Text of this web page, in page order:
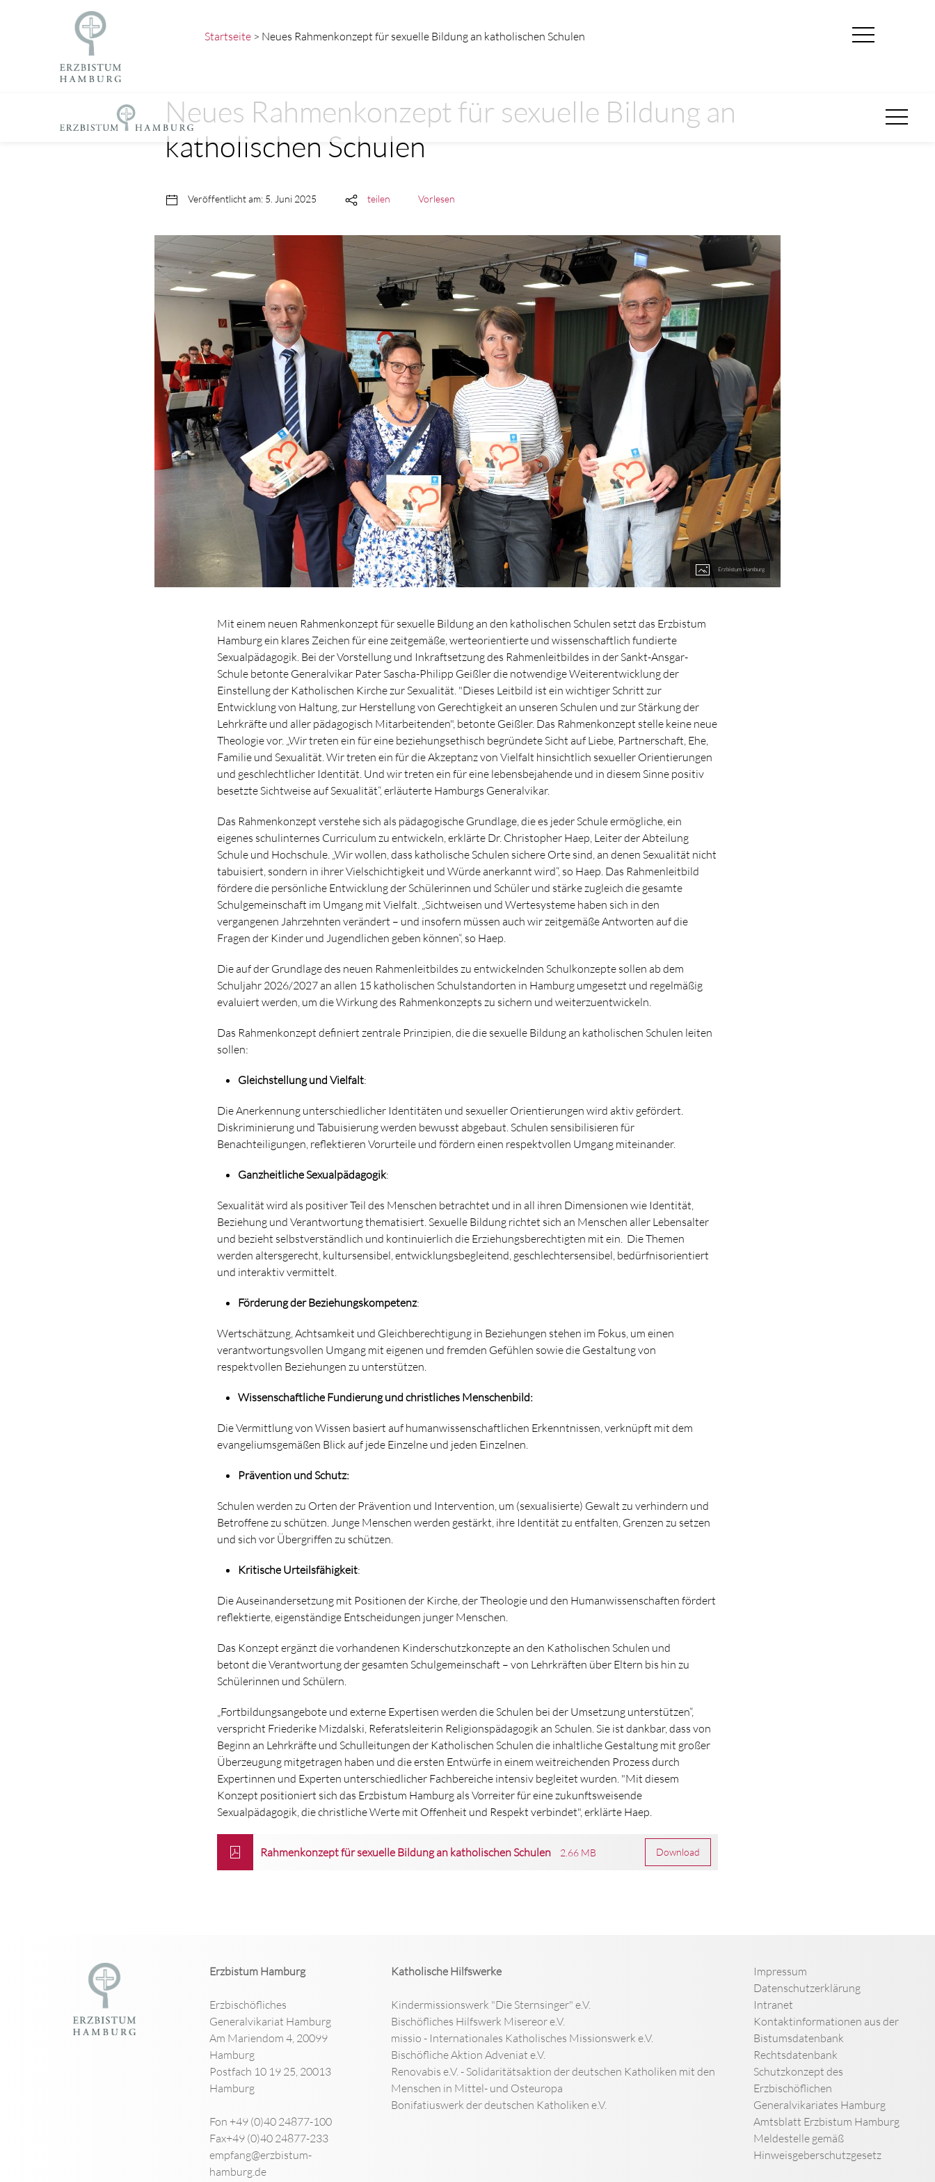
Startseite > Neues Rahmenkonzept für sexuelle Bildung an katholischen Schulen
Neues Rahmenkonzept für sexuelle Bildung an
katholischen Schulen
Veröffentlicht am: 5. Juni 2025 teilen Vorlesen
Erzbistum Hamburg
Mit einem neuen Rahmenkonzept für sexuelle Bildung an den katholischen Schulen setzt das Erzbistum
Hamburg ein klares Zeichen für eine zeitgemäße, werteorientierte und wissenschaftlich fundierte
Sexualpädagogik. Bei der Vorstellung und Inkraftsetzung des Rahmenleitbildes in der Sankt-Ansgar-
Schule betonte Generalvikar Pater Sascha-Philipp Geißler die notwendige Weiterentwicklung der
Einstellung der Katholischen Kirche zur Sexualität. "Dieses Leitbild ist ein wichtiger Schritt zur
Entwicklung von Haltung, zur Herstellung von Gerechtigkeit an unseren Schulen und zur Stärkung der
Lehrkräfte und aller pädagogisch Mitarbeitenden", betonte Geißler. Das Rahmenkonzept stelle keine neue
Theologie vor. „Wir treten ein für eine beziehungsethisch begründete Sicht auf Liebe, Partnerschaft, Ehe,
Familie und Sexualität. Wir treten ein für die Akzeptanz von Vielfalt hinsichtlich sexueller Orientierungen
und geschlechtlicher Identität. Und wir treten ein für eine lebensbejahende und in diesem Sinne positiv
besetzte Sichtweise auf Sexualität“, erläuterte Hamburgs Generalvikar.
Das Rahmenkonzept verstehe sich als pädagogische Grundlage, die es jeder Schule ermögliche, ein
eigenes schulinternes Curriculum zu entwickeln, erklärte Dr. Christopher Haep, Leiter der Abteilung
Schule und Hochschule. „Wir wollen, dass katholische Schulen sichere Orte sind, an denen Sexualität nicht
tabuisiert, sondern in ihrer Vielschichtigkeit und Würde anerkannt wird“, so Haep. Das Rahmenleitbild
fördere die persönliche Entwicklung der Schülerinnen und Schüler und stärke zugleich die gesamte
Schulgemeinschaft im Umgang mit Vielfalt. „Sichtweisen und Wertesysteme haben sich in den
vergangenen Jahrzehnten verändert – und insofern müssen auch wir zeitgemäße Antworten auf die
Fragen der Kinder und Jugendlichen geben können“, so Haep.
Die auf der Grundlage des neuen Rahmenleitbildes zu entwickelnden Schulkonzepte sollen ab dem
Schuljahr 2026/2027 an allen 15 katholischen Schulstandorten in Hamburg umgesetzt und regelmäßig
evaluiert werden, um die Wirkung des Rahmenkonzepts zu sichern und weiterzuentwickeln.
Das Rahmenkonzept definiert zentrale Prinzipien, die die sexuelle Bildung an katholischen Schulen leiten
sollen:
Gleichstellung und Vielfalt:
Die Anerkennung unterschiedlicher Identitäten und sexueller Orientierungen wird aktiv gefördert.
Diskriminierung und Tabuisierung werden bewusst abgebaut. Schulen sensibilisieren für
Benachteiligungen, reflektieren Vorurteile und fördern einen respektvollen Umgang miteinander.
Ganzheitliche Sexualpädagogik:
Sexualität wird als positiver Teil des Menschen betrachtet und in all ihren Dimensionen wie Identität,
Beziehung und Verantwortung thematisiert. Sexuelle Bildung richtet sich an Menschen aller Lebensalter
und bezieht selbstverständlich und kontinuierlich die Erziehungsberechtigten mit ein. Die Themen
werden altersgerecht, kultursensibel, entwicklungsbegleitend, geschlechtersensibel, bedürfnisorientiert
und interaktiv vermittelt.
Förderung der Beziehungskompetenz:
Wertschätzung, Achtsamkeit und Gleichberechtigung in Beziehungen stehen im Fokus, um einen
verantwortungsvollen Umgang mit eigenen und fremden Gefühlen sowie die Gestaltung von
respektvollen Beziehungen zu unterstützen.
Wissenschaftliche Fundierung und christliches Menschenbild:
Die Vermittlung von Wissen basiert auf humanwissenschaftlichen Erkenntnissen, verknüpft mit dem
evangeliumsgemäßen Blick auf jede Einzelne und jeden Einzelnen.
Prävention und Schutz:
Schulen werden zu Orten der Prävention und Intervention, um (sexualisierte) Gewalt zu verhindern und
Betroffene zu schützen. Junge Menschen werden gestärkt, ihre Identität zu entfalten, Grenzen zu setzen
und sich vor Übergriffen zu schützen.
Kritische Urteilsfähigkeit:
Die Auseinandersetzung mit Positionen der Kirche, der Theologie und den Humanwissenschaften fördert
reflektierte, eigenständige Entscheidungen junger Menschen.
Das Konzept ergänzt die vorhandenen Kinderschutzkonzepte an den Katholischen Schulen und
betont die Verantwortung der gesamten Schulgemeinschaft – von Lehrkräften über Eltern bis hin zu
Schülerinnen und Schülern.
„Fortbildungsangebote und externe Expertisen werden die Schulen bei der Umsetzung unterstützen“,
verspricht Friederike Mizdalski, Referatsleiterin Religionspädagogik an Schulen. Sie ist dankbar, dass von
Beginn an Lehrkräfte und Schulleitungen der Katholischen Schulen die inhaltliche Gestaltung mit großer
Überzeugung mitgetragen haben und die ersten Entwürfe in einem weitreichenden Prozess durch
Expertinnen und Experten unterschiedlicher Fachbereiche intensiv begleitet wurden. "Mit diesem
Konzept positioniert sich das Erzbistum Hamburg als Vorreiter für eine zukunftsweisende
Sexualpädagogik, die christliche Werte mit Offenheit und Respekt verbindet", erklärte Haep.
Rahmenkonzept für sexuelle Bildung an katholischen Schulen 2.66 MB Download
Erzbistum Hamburg
Erzbischöfliches
Generalvikariat Hamburg
Am Mariendom 4, 20099
Hamburg
Postfach 10 19 25, 20013
Hamburg
Fon +49 (0)40 24877-100
Fax+49 (0)40 24877-233
empfang@erzbistum-
hamburg.de
Katholische Hilfswerke
Kindermissionswerk "Die Sternsinger" e.V.
Bischöfliches Hilfswerk Misereor e.V.
missio - Internationales Katholisches Missionswerk e.V.
Bischöfliche Aktion Adveniat e.V.
Renovabis e.V. - Solidaritätsaktion der deutschen Katholiken mit den
Menschen in Mittel- und Osteuropa
Bonifatiuswerk der deutschen Katholiken e.V.
Impressum
Datenschutzerklärung
Intranet
Kontaktinformationen aus der
Bistumsdatenbank
Rechtsdatenbank
Schutzkonzept des
Erzbischöflichen
Generalvikariates Hamburg
Amtsblatt Erzbistum Hamburg
Meldestelle gemäß
Hinweisgeberschutzgesetz